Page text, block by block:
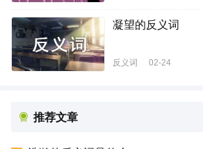
凝望的反义词
反义词 02-24
推荐文章